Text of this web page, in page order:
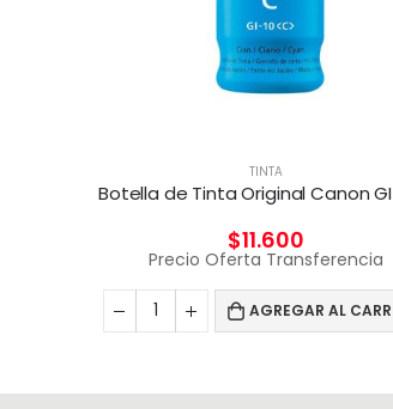
TINTA
$11.600
Precio Oferta Transferencia
AGREGAR AL